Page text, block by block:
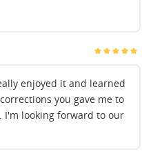
enjoyed it and learned
you gave me to
I'm looking forward to our